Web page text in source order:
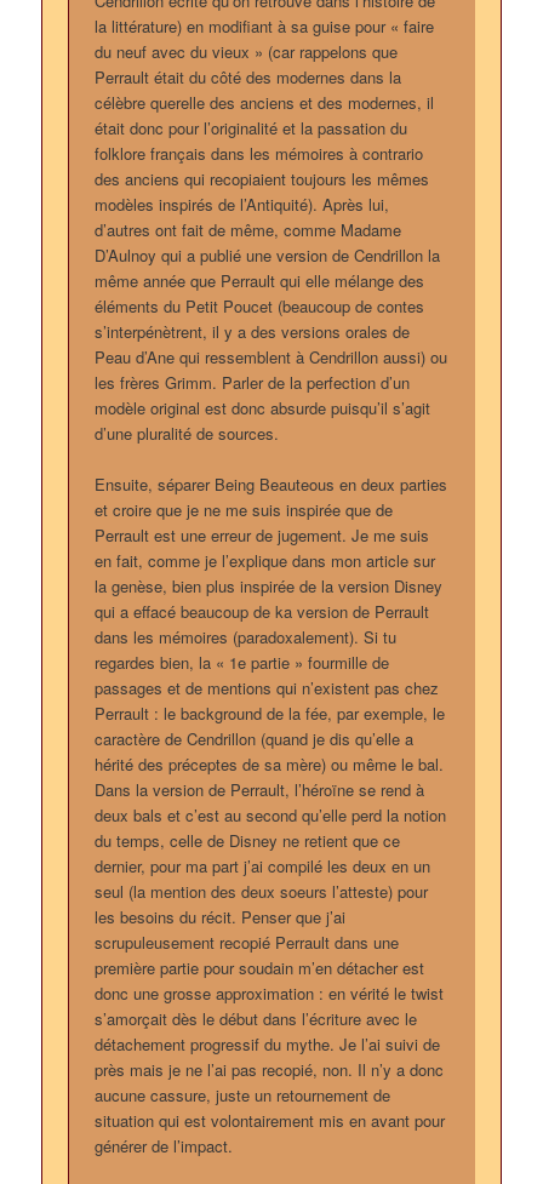
la littérature) en modifiant à sa guise pour « faire
du neuf avec du vieux » (car rappelons que
Perrault était du côté des modernes dans la
célèbre querelle des anciens et des modernes, il
était donc pour l’originalité et la passation du
folklore français dans les mémoires à contrario
des anciens qui recopiaient toujours les mêmes
modèles inspirés de l’Antiquité). Après lui,
d’autres ont fait de même, comme Madame
D’Aulnoy qui a publié une version de Cendrillon la
même année que Perrault qui elle mélange des
éléments du Petit Poucet (beaucoup de contes
s’interpénètrent, il y a des versions orales de
Peau d’Ane qui ressemblent à Cendrillon aussi) ou
les frères Grimm. Parler de la perfection d’un
modèle original est donc absurde puisqu’il s’agit
d’une pluralité de sources.
Ensuite, séparer Being Beauteous en deux parties
et croire que je ne me suis inspirée que de
Perrault est une erreur de jugement. Je me suis
en fait, comme je l’explique dans mon article sur
la genèse, bien plus inspirée de la version Disney
qui a effacé beaucoup de ka version de Perrault
dans les mémoires (paradoxalement). Si tu
regardes bien, la « 1e partie » fourmille de
passages et de mentions qui n’existent pas chez
Perrault : le background de la fée, par exemple, le
caractère de Cendrillon (quand je dis qu’elle a
hérité des préceptes de sa mère) ou même le bal.
Dans la version de Perrault, l’héroïne se rend à
deux bals et c’est au second qu’elle perd la notion
du temps, celle de Disney ne retient que ce
dernier, pour ma part j’ai compilé les deux en un
seul (la mention des deux soeurs l’atteste) pour
les besoins du récit. Penser que j’ai
scrupuleusement recopié Perrault dans une
première partie pour soudain m’en détacher est
donc une grosse approximation : en vérité le twist
s’amorçait dès le début dans l’écriture avec le
détachement progressif du mythe. Je l’ai suivi de
près mais je ne l’ai pas recopié, non. Il n’y a donc
aucune cassure, juste un retournement de
situation qui est volontairement mis en avant pour
générer de l’impact.